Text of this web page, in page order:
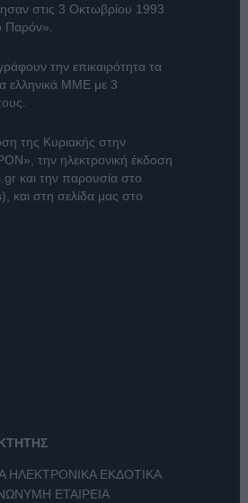
στις 3 Οκτωβρίου 1993
Παρόν».
την επικαιρότητα τα
ελληνικά ΜΜΕ με 3
της Κυριακής στην
, την ηλεκτρονική έκδοση
και την παρουσία στο
, και στη σελίδα μας στο
ΗΛΕΚΤΡΟΝΙΚΑ ΕΚΔΟΤΙΚΑ
ΕΤΑΙΡΕΙΑ